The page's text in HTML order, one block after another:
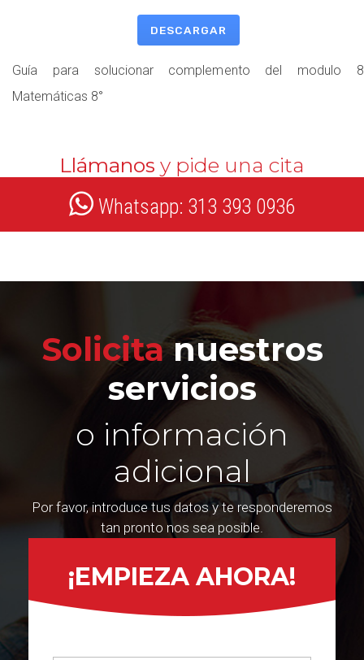
DESCARGAR
Guía para solucionar complemento del modulo 8
Matemáticas 8°
Llámanos y pide una cita
Whatsapp: 313 393 0936
Solicitanuestros
servicios
o información
adicional
Por favor, introduce tus datos y te responderemos
tan pronto nos sea posible.
¡EMPIEZA AHORA!